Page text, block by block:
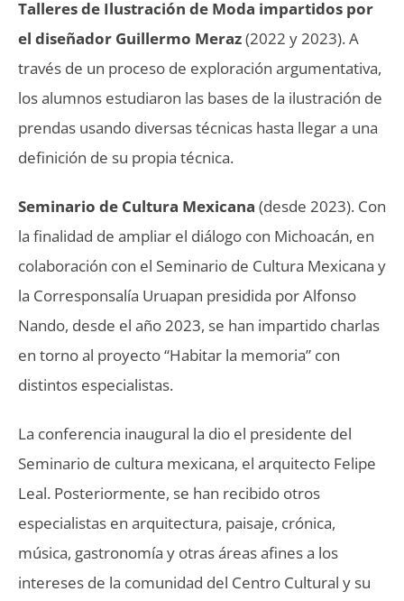
Talleres de Ilustración de Moda impartidos por
el diseñador Guillermo Meraz(2022 y 2023).A
través de un proceso de exploración argumentativa,
los alumnos estudiaron las bases de la ilustración de
prendas usando diversas técnicas hasta llegar a una
definición de su propia técnica.
Seminario de Cultura Mexicana (desde 2023). Con
la finalidad de ampliar el diálogo con Michoacán, en
colaboración con el Seminario de Cultura Mexicana y
la Corresponsalía Uruapan presidida por Alfonso
Nando, desde el año 2023, se han impartido charlas
en torno al proyecto “Habitar la memoria” con
distintos especialistas.
La conferencia inaugural la dio el presidente del
Seminario de cultura mexicana, el arquitecto Felipe
Leal. Posteriormente, se han recibido otros
especialistas en arquitectura, paisaje, crónica,
música, gastronomía y otras áreas afines a los
intereses de la comunidad del Centro Cultural y su